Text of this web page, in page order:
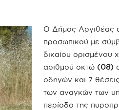
Ο Δήμος Αργιθέας
προσωπικού με
δικαίου ορισμένου
αριθμού οκτώ (08)
οδηγών και 7
των αναγκών των
περίοδο της